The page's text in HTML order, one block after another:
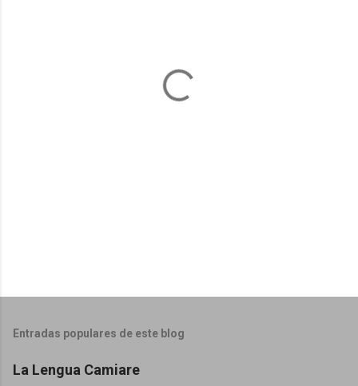
Entradas populares de este blog
La Lengua Camiare